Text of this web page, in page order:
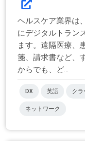
ヘルスケア業界は
にデジタルトラン
ます。遠隔医療、
箋、請求書など、
からでも、ど...
DX 英語 クラ
ネットワーク